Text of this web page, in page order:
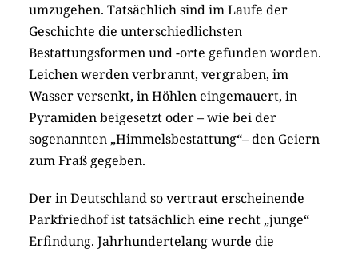
umzugehen. Tatsächlich sind im Laufe der
Geschichte die unterschiedlichsten
Bestattungsformen und -orte gefunden worden.
Leichen werden verbrannt, vergraben, im
Wasser versenkt, in Höhlen eingemauert, in
Pyramiden beigesetzt oder – wie bei der
sogenannten „Himmelsbestattung“– den Geiern
zum Fraß gegeben.
Der in Deutschland so vertraut erscheinende
Parkfriedhof ist tatsächlich eine recht „junge“
Erfindung. Jahrhundertelang wurde die